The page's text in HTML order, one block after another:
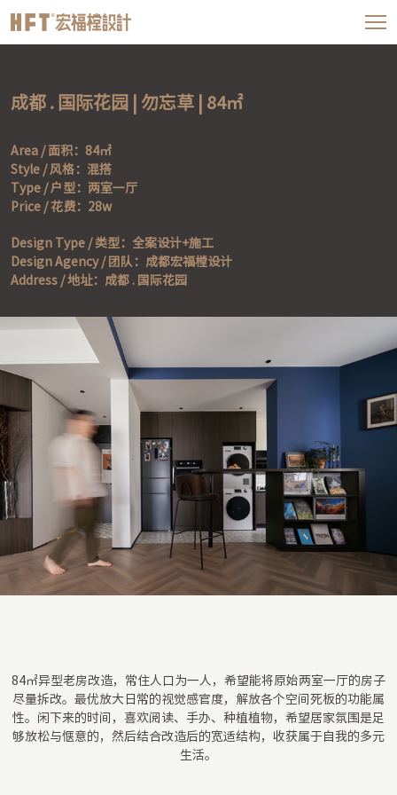
成都 . 国际花园 | 勿忘草 | 84㎡
Area / 面积：84㎡
Style / 风格：混搭
Type / 户型：两室一厅
Price / 花费：28w
Design Type / 类型：全案设计+施工
Design Agency / 团队：成都宏福樘设计
Address / 地址：成都 . 国际花园
84㎡异型老房改造，常住人口为一人，希望能将原始两室一厅的房子
尽量拆改。最优放大日常的视觉感官度，解放各个空间死板的功能属
性。闲下来的时间，喜欢阅读、手办、种植植物，希望居家氛围是足
够放松与惬意的，然后结合改造后的宽适结构，收获属于自我的多元
生活。